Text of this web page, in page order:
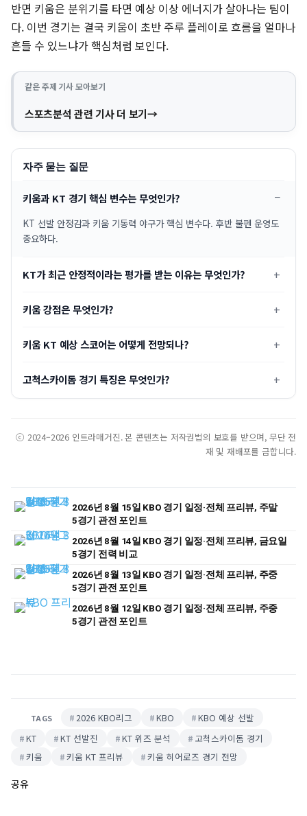
반면 키움은 분위기를 타면 예상 이상 에너지가 살아나는 팀이
다. 이번 경기는 결국 키움이 초반 주루 플레이로 흐름을 얼마나
흔들 수 있느냐가 핵심처럼 보인다.
같은 주제 기사 모아보기
스포츠분석 관련 기사 더 보기
자주 묻는 질문
키움과 KT 경기 핵심 변수는 무엇인가?
KT 선발 안정감과 키움 기동력 야구가 핵심 변수다. 후반 불펜 운영도
중요하다.
KT가 최근 안정적이라는 평가를 받는 이유는 무엇인가?
키움 강점은 무엇인가?
키움 KT 예상 스코어는 어떻게 전망되나?
고척스카이돔 경기 특징은 무엇인가?
ⓒ 2024–2026 인트라매거진. 본 콘텐츠는 저작권법의 보호를 받으며, 무단 전
재 및 재배포를 금합니다.
2026년 8월 15일 KBO 경기 일정·전체 프리뷰, 주말
5경기 관전 포인트
2026년 8월 14일 KBO 경기 일정·전체 프리뷰, 금요일
5경기 전력 비교
2026년 8월 13일 KBO 경기 일정·전체 프리뷰, 주중
5경기 관전 포인트
2026년 8월 12일 KBO 경기 일정·전체 프리뷰, 주중
5경기 관전 포인트
TAGS 2026 KBO리그 KBO
KBO 예상 선발
KT
KT 선발진 KT 위즈 분석
고척스카이돔 경기
키움
키움 KT 프리뷰 키움 히어로즈 경기 전망
공유